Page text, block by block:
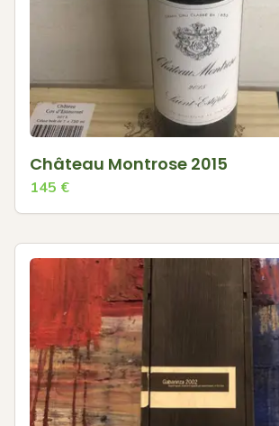
Château Montrose 2015
145 €